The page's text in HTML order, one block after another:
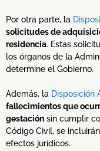
Por otra parte, la
solicitudes de
residencia. Estas
los órganos de la
determine el Gobierno.
Además, la Disposición
fallecimientos que
gestación sin cumplir
Código Civil, se
efectos jurídicos.